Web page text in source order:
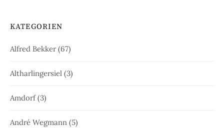
KATEGORIEN
Alfred Bekker(67)
Altharlingersiel (3)
Amdorf(3)
André Wegmann (5)